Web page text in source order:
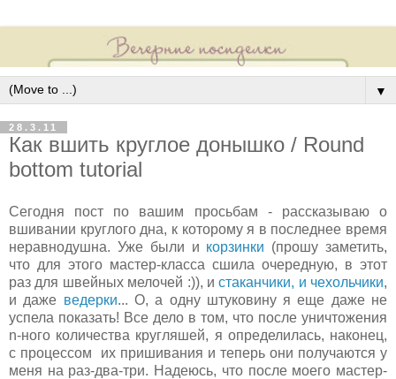
▼
28.3.11
Как вшить круглое донышко / Round
bottom tutorial
Сегодня пост по вашим просьбам - рассказываю о
вшивании круглого дна, к которому я в последнее время
неравнодушна. Уже были и корзинки (прошу заметить,
что для этого мастер-класса сшила очередную, в этот
раз для швейных мелочей :)), истаканчики, и чехольчики,
и даже ведерки... О, а одну штуковину я еще даже не
успела показать! Все дело в том, что после уничтожения
n-ного количества кругляшей, я определилась, наконец,
с процессом их пришивания и теперь они получаются у
меня на раз-два-три. Надеюсь, что после моего мастер-